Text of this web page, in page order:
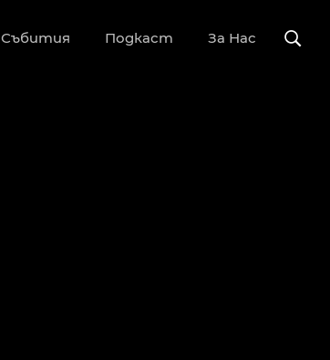
Събития Подкаст За Нас